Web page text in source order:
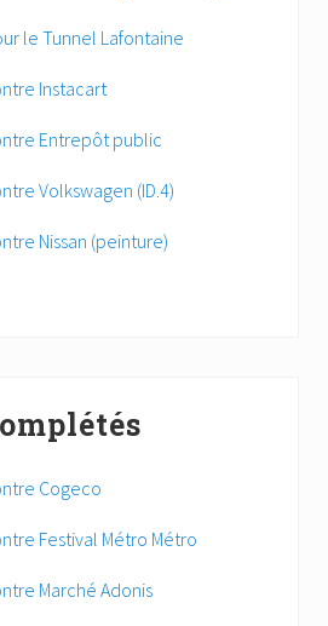
le Tunnel Lafontaine
Instacart
Entrepôt public
Volkswagen (ID.4)
Nissan (peinture)
Cogeco
Festival Métro Métro
Marché Adonis